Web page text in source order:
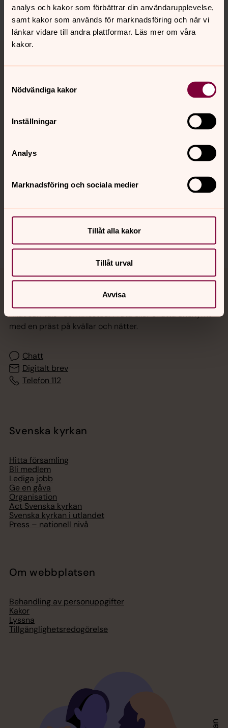
analys och kakor som förbättrar din användarupplevelse,
samt kakor som används för marknadsföring och när vi
länkar vidare till andra plattformar. Läs mer om våra
kakor.
Nödvändiga kakor
Inställningar
Analys
Marknadsföring och sociala medier
Tillåt alla kakor
Tillåt urval
Avvisa
Tillbaka till toppen
Tillbaka till innehållet
Kontakt
Sociala kanaler
Jourhavande präst
Akut samtals- och krisstöd. Prata eller chatta anonymt
med en präst på kvällar och nätter.
Chatt
Digitalt brev
Telefon 112
Svenska kyrkan
Hitta församling
Bli medlem
Lediga jobb
Ge en gåva
Organisation
Act Svenska kyrkan
Svenska kyrkan i utlandet
Press – nationell nivå
Om webbplatsen
Behandling av personuppgifter
Kakor
Lyssna
Tillgänglighetsredogörelse